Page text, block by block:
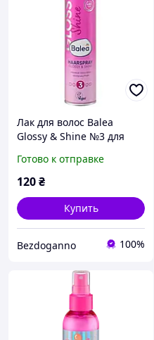
Лак для волос Balea
Glossy & Shine №3 для
Готово к отправке
120₴
Купить
Bezdoganno 100%